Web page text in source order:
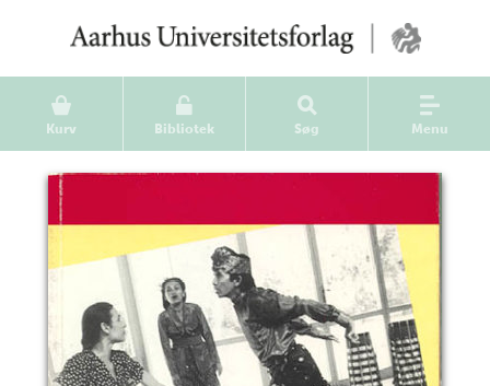
Kurv Bibliotek Søg Menu